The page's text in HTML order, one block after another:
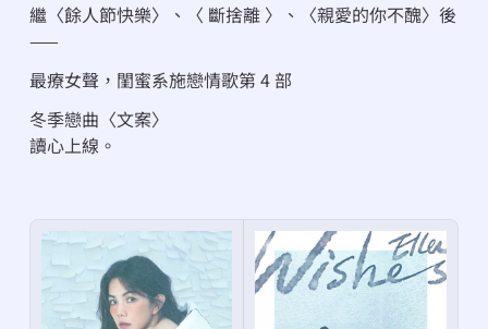
繼〈餘人節快樂〉、〈 斷捨離 〉、〈親愛的你不醜〉後
——
最療女聲，閨蜜系施戀情歌第 4 部
冬季戀曲〈文案〉
讀心上線。